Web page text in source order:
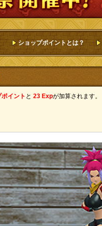
ショップポイントとは？
イント と 23 Expが加算されます。